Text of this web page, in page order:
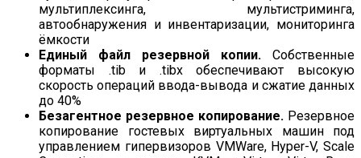
мультиплексинга, мультистриминга,
автообнаружения и инвентаризации, мониторинга
ёмкости
Единый файл резервной копии. Собственные
форматы .tib и .tibx обеспечивают высокую
скорость операций ввода-вывода и сжатие данных
до 40%
Безагентное резервное копирование. Резервное
копирование гостевых виртуальных машин под
управлением гипервизоров VMWare, Hyper-V, Scale